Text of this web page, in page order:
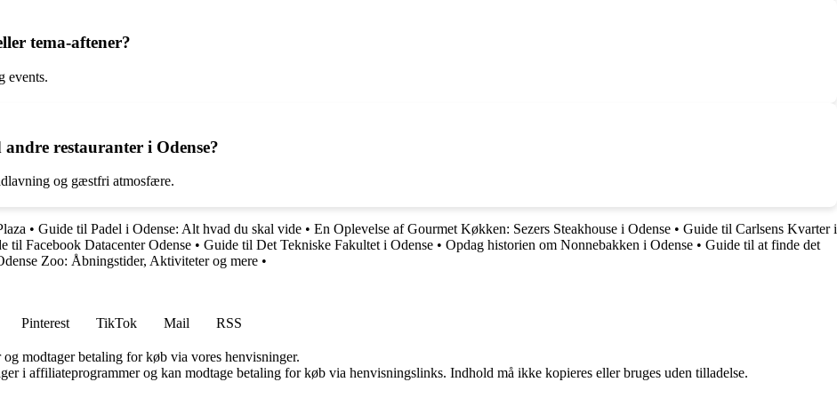
tema-aftener?
events.
restauranter i Odense?
og gæstfri atmosfære.
• Guide til Padel i Odense: Alt hvad du skal vide • En Oplevelse af Gourmet Køkken: Sezers Steakhouse i Odense • Guide til Carlsens Kvarter i
til Facebook Datacenter Odense • Guide til Det Tekniske Fakultet i Odense • Opdag historien om Nonnebakken i Odense • Guide til at finde det
Zoo: Åbningstider, Aktiviteter og mere •
Pinterest TikTok Mail
RSS
modtager betaling for køb via vores henvisninger.
i affiliateprogrammer og kan modtage betaling for køb via henvisningslinks. Indhold må ikke kopieres eller bruges uden tilladelse.